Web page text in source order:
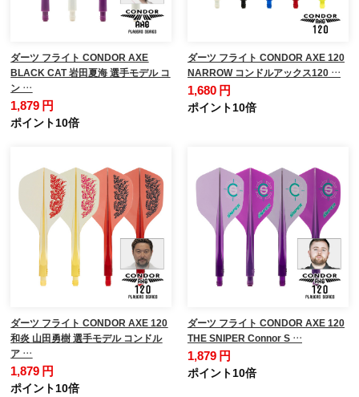
ダーツ フライト CONDOR AXE
BLACK CAT 岩田夏海 選手モデル コ
ン …
1,879 円
ポイント10倍
ダーツ フライト CONDOR AXE 120
NARROW コンドルアックス120 …
1,680 円
ポイント10倍
ダーツ フライト CONDOR AXE 120
和炎 山田勇樹 選手モデル コンドル
ア …
1,879 円
ポイント10倍
ダーツ フライト CONDOR AXE 120
THE SNIPER Connor S …
1,879 円
ポイント10倍